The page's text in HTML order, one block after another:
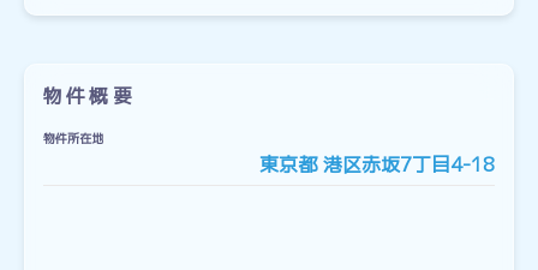
物件概要
物件所在地
東京都 港区赤坂7丁目4-18